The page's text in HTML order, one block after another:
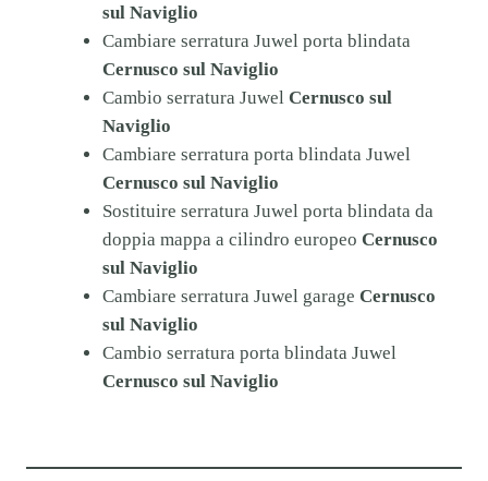
sul Naviglio
Cambiare serratura Juwel porta blindata
Cernusco sul Naviglio
Cambio serratura Juwel Cernusco sul
Naviglio
Cambiare serratura porta blindata Juwel
Cernusco sul Naviglio
Sostituire serratura Juwel porta blindata da
doppia mappa a cilindro europeo Cernusco
sul Naviglio
Cambiare serratura Juwel garage Cernusco
sul Naviglio
Cambio serratura porta blindata Juwel
Cernusco sul Naviglio